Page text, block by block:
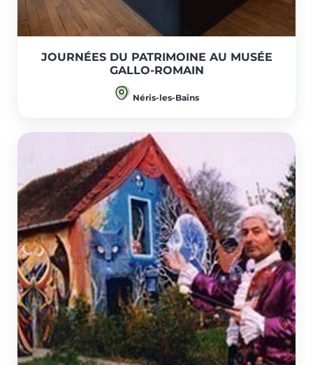
JOURNÉES DU PATRIMOINE AU MUSÉE
GALLO-ROMAIN
Néris-les-Bains